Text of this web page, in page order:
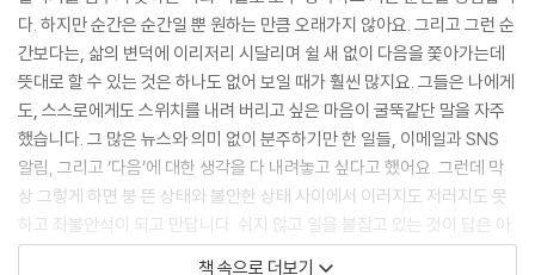
다. 하지만 순간은 순간일 뿐 원하는 만큼 오래가지 않아요. 그리고 그런 순
간보다는, 삶의 변덕에 이리저리 시달리며 쉴 새 없이 다음을 쫓아가는데
뜻대로 할 수 있는 것은 하나도 없어 보일 때가 훨씬 많지요. 그들은 나에게
도, 스스로에게도 스위치를 내려 버리고 싶은 마음이 굴뚝같단 말을 자주
했습니다. 그 많은 뉴스와 의미 없이 분주하기만 한 일들, 이메일과 SNS
알림, 그리고 ‘다음’에 대한 생각을 다 내려놓고 싶다고 했어요. 그런데 막
상 그렇게 하면 붕 뜬 상태와 불안한 상태 사이에서 이러지도 저러지도 못
하고 좌불안석이 되고 만답니다. 쉬지 않고 일을 붙잡고 있는 것이 답은 아
님을 알지만 일을 내려놓고 보면 어김없이 그래서는 안 될 것 같다는 생각
책 속으로 더보기